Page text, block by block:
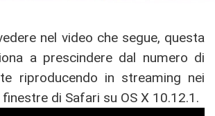
nel video che segue, questa
a prescindere dal numero di
riproducendo in streaming nei
di Safari su OS X 10.12.1.